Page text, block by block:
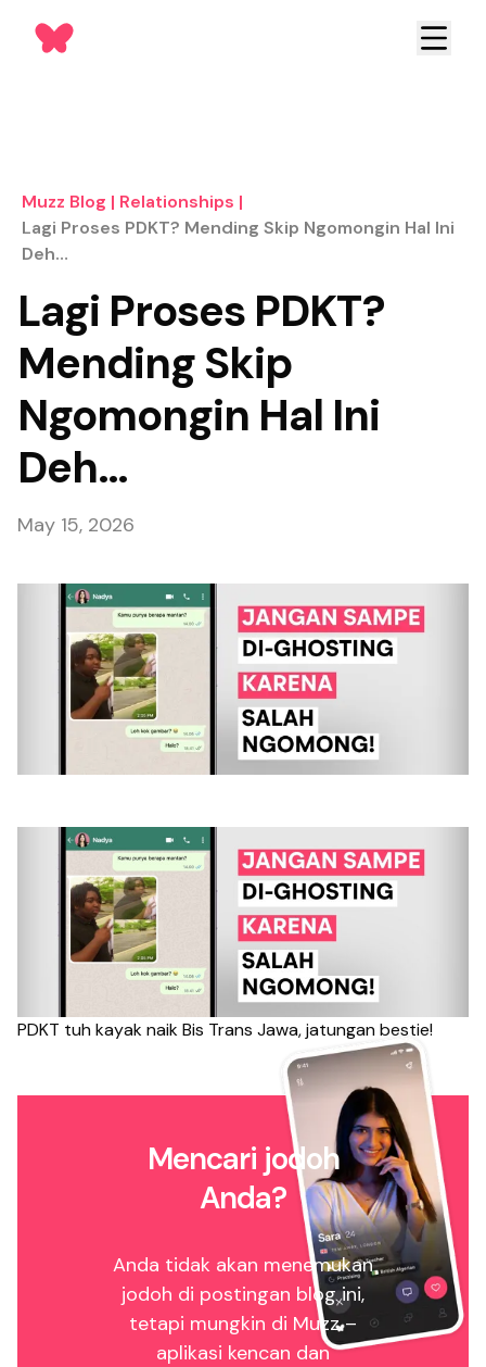
Muzz Blog | Relationships |
Lagi Proses PDKT? Mending Skip Ngomongin Hal Ini
Deh…
Lagi Proses PDKT?
Mending Skip
Ngomongin Hal Ini
Deh…
May 15, 2026
PDKT tuh kayak naik Bis Trans Jawa, jatungan bestie!
Mencari jodoh
Anda?
Anda tidak akan menemukan
jodoh di postingan blog ini,
tetapi mungkin di Muzz –
aplikasi kencan dan